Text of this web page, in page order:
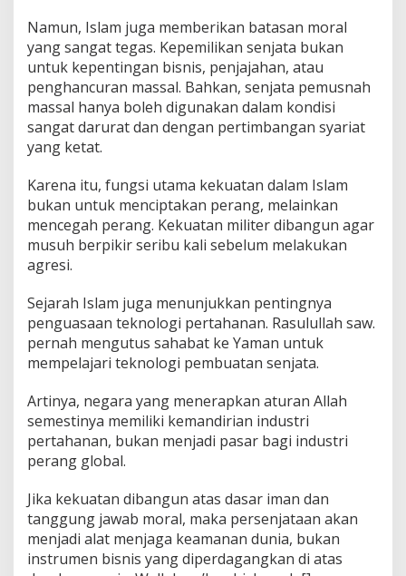
Namun, Islam juga memberikan batasan moral
yang sangat tegas. Kepemilikan senjata bukan
untuk kepentingan bisnis, penjajahan, atau
penghancuran massal. Bahkan, senjata pemusnah
massal hanya boleh digunakan dalam kondisi
sangat darurat dan dengan pertimbangan syariat
yang ketat.
Karena itu, fungsi utama kekuatan dalam Islam
bukan untuk menciptakan perang, melainkan
mencegah perang. Kekuatan militer dibangun agar
musuh berpikir seribu kali sebelum melakukan
agresi.
Sejarah Islam juga menunjukkan pentingnya
penguasaan teknologi pertahanan. Rasulullah saw.
pernah mengutus sahabat ke Yaman untuk
mempelajari teknologi pembuatan senjata.
Artinya, negara yang menerapkan aturan Allah
semestinya memiliki kemandirian industri
pertahanan, bukan menjadi pasar bagi industri
perang global.
Jika kekuatan dibangun atas dasar iman dan
tanggung jawab moral, maka persenjataan akan
menjadi alat menjaga keamanan dunia, bukan
instrumen bisnis yang diperdagangkan di atas